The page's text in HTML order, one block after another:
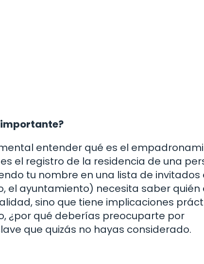
importante?
entender qué es el
el registro de la residencia de una
tu nombre en una lista de invitados
el ayuntamiento) necesita saber quién
sino que tiene implicaciones
¿por qué deberías preocuparte por
que quizás no hayas considerado.